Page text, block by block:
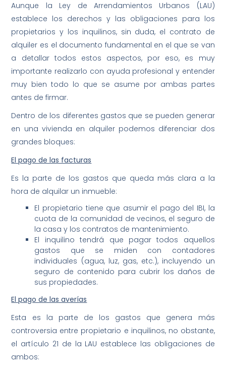
Aunque la Ley de Arrendamientos Urbanos (LAU)
establece los derechos y las obligaciones para los
propietarios y los inquilinos, sin duda, el contrato de
alquiler es el documento fundamental en el que se van
a detallar todos estos aspectos, por eso, es muy
importante realizarlo con ayuda profesional y entender
muy bien todo lo que se asume por ambas partes
antes de firmar.
Dentro de los diferentes gastos que se pueden generar
en una vivienda en alquiler podemos diferenciar dos
grandes bloques:
El pago de las facturas
Es la parte de los gastos que queda más clara a la
hora de alquilar un inmueble:
El propietario tiene que asumir el pago del IBI, la
cuota de la comunidad de vecinos, el seguro de
la casa y los contratos de mantenimiento.
El inquilino tendrá que pagar todos aquellos
gastos que se miden con contadores
individuales (agua, luz, gas, etc.), incluyendo un
seguro de contenido para cubrir los daños de
sus propiedades.
El pago de las averías
Esta es la parte de los gastos que genera más
controversia entre propietario e inquilinos, no obstante,
el artículo 21 de la LAU establece las obligaciones de
ambos: